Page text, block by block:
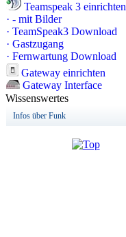
Teamspeak 3 einrichten
· - mit Bilder
· TeamSpeak3 Download
· Gastzugang
· Fernwartung Download
Gateway einrichten
Gateway Interface
Wissenswertes
Infos über Funk